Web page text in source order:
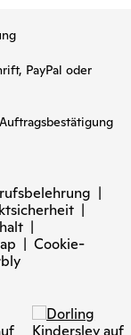
PayPal oder
|
|
|
| Cookie-